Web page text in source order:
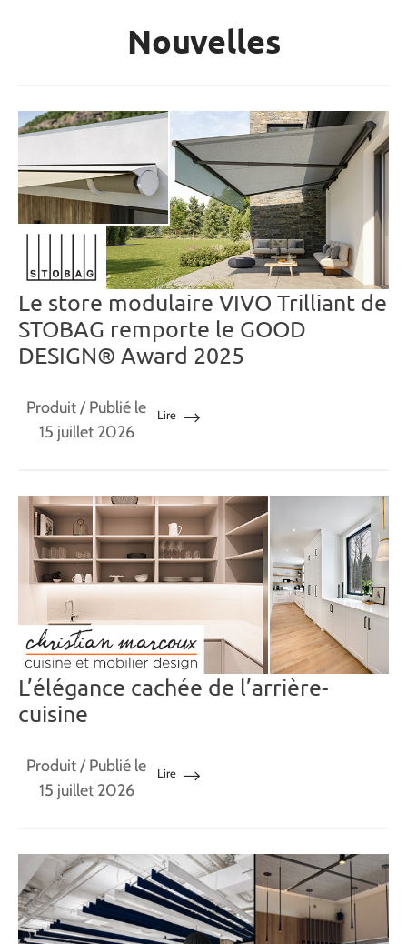
Nouvelles
Le store modulaire VIVO Trilliant de
STOBAG remporte le GOOD
DESIGN® Award 2025
Produit/ Publié le
15 juillet 2026
Lire
L’élégance cachée de l’arrière-
cuisine
Produit/ Publié le
15 juillet 2026
Lire